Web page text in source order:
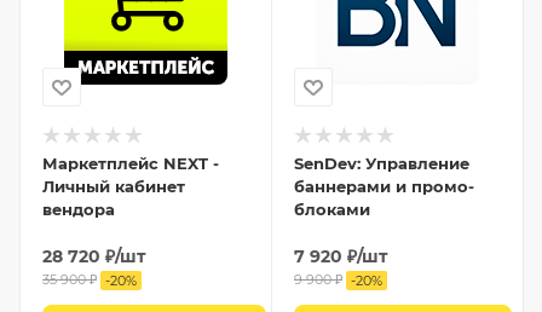
Маркетплейс NEXT -
Личный кабинет
вендора
28 720 ₽/шт
35 900₽ -20%
SenDev: Управление
баннерами и промо-
блоками
7 920 ₽/шт
9 900₽ -20%